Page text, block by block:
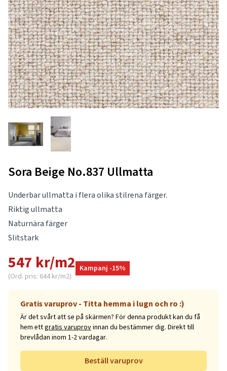
Sora Beige No.837 Ullmatta
Underbar ullmatta i flera olika stilrena färger.
Riktig ullmatta
Naturnära färger
Slitstark
547 kr/m2
(Ord. pris: 644 kr/m2)
Kampanj -15%
Gratis varuprov - Titta hemma i lugn och ro :)
Är det svårt att se på skärmen? För denna produkt kan du få
hem ettgratis varuprovinnan du bestämmer dig. Direkt till
brevlådan inom 1-2 vardagar.
Beställ varuprov